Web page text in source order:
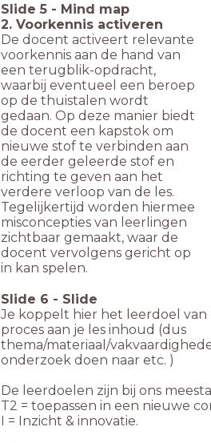
Slide 5 - Mind map
2. Voorkennis activeren
De docent activeert relevante
voorkennis aan de hand van
een terugblik-opdracht,
waarbij eventueel een beroep
op de thuistalen wordt
gedaan. Op deze manier biedt
de docent een kapstok om
nieuwe stof te verbinden aan
de eerder geleerde stof en
richting te geven aan het
verdere verloop van de les.
Tegelijkertijd worden hiermee
misconcepties van leerlingen
zichtbaar gemaakt, waar de
docent vervolgens gericht op
in kan spelen.
Slide 6 - Slide
Je koppelt hier het leerdoel
proces aan je les inhoud (dus
thema/materiaal/
onderzoek doen naar etc. )
De leerdoelen zijn bij ons
T2 = toepassen in een nieuwe
I = Inzicht & innovatie.